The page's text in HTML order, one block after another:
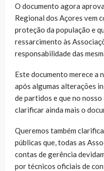
O documento agora
Regional dos Açores vem
proteção da população e
ressarcimento às
responsabilidade das
Este documento merece a
após algumas alterações
de partidos e que no
clarificar ainda mais o
Queremos também
públicas que, todas as
contas de gerência
por técnicos oficiais de